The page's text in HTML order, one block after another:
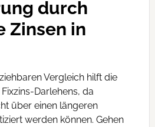
durch
Zinsen in
Vergleich hilft die
Darlehens, da
über einen längeren
werden können. Gehen